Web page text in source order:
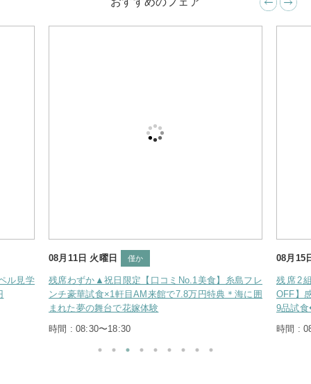
糸島フレ
＊海に囲
08月15日 土曜日 僅か
残席2組様*【8/15限定★料理半額×衣裳66万円
OFF】感動の模擬挙式×海の絶景チャペル見学×豪華
9品試食◆帰省費16.5万円OFF
時間 : 08:30〜18:30
08月
残席
史宿
島フ
時間